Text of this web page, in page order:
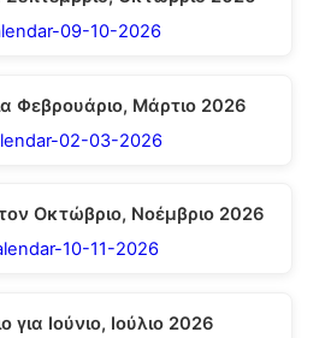
Φεβρουάριο, Μάρτιο 2026
Οκτώβριο, Νοέμβριο 2026
για Ιούνιο, Ιούλιο 2026